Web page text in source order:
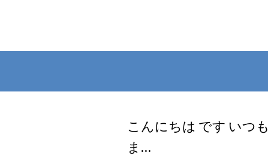
こんにちは︎ です️ いつ
ま…